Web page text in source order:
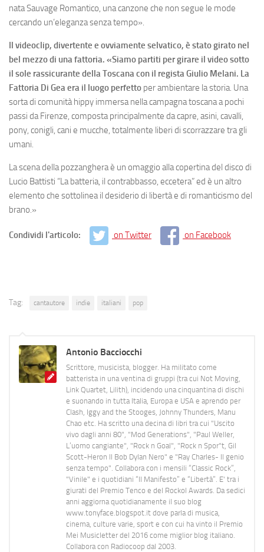
nata Sauvage Romantico, una canzone che non segue le mode
cercando un’eleganza senza tempo».
Il videoclip, divertente e ovviamente selvatico, è stato girato nel
bel mezzo di una fattoria. «Siamo partiti per girare il video sotto
il sole rassicurante della Toscana con il regista Giulio Melani. La
Fattoria Di Gea era il luogo perfetto per ambientare la storia. Una
sorta di comunità hippy immersa nella campagna toscana a pochi
passi da Firenze, composta principalmente da capre, asini, cavalli,
pony, conigli, cani e mucche, totalmente liberi di scorrazzare tra gli
umani.
La scena della pozzanghera è un omaggio alla copertina del disco di
Lucio Battisti “La batteria, il contrabbasso, eccetera” ed è un altro
elemento che sottolinea il desiderio di libertà e di romanticismo del
brano.»
Condividi l'articolo: on Twitter on Facebook
Tag: cantautore indie italiani pop
Antonio Bacciocchi
Scrittore, musicista, blogger. Ha militato come
batterista in una ventina di gruppi (tra cui Not Moving,
Link Quartet, Lilith), incidendo una cinquantina di dischi
e suonando in tutta Italia, Europa e USA e aprendo per
Clash, Iggy and the Stooges, Johnny Thunders, Manu
Chao etc. Ha scritto una decina di libri tra cui "Uscito
vivo dagli anni 80", "Mod Generations", "Paul Weller,
L’uomo cangiante", "Rock n Goal", "Rock n Spor"t, Gil
Scott-Heron Il Bob Dylan Nero" e "Ray Charles- Il genio
senza tempo". Collabora con i mensili “Classic Rock”,
"Vinile" e i quotidiani “Il Manifesto” e “Libertà”. E' tra i
giurati del Premio Tenco e del Rockol Awards. Da sedici
anni aggiorna quotidianamente il suo blog
www.tonyface.blogspot.it dove parla di musica,
cinema, culture varie, sport e con cui ha vinto il Premio
Mei Musicletter del 2016 come miglior blog italiano.
Collabora con Radiocoop dal 2003.